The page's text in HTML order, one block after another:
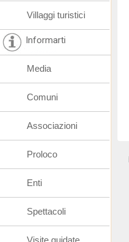
Villaggi turistici
Informarti
Media
Comuni
Associazioni
Proloco
Enti
Spettacoli
Visite guidate